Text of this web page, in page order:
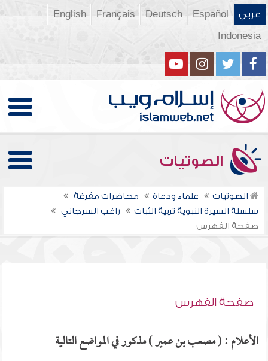
عربي Español
Deutsch
Français
English
Indonesia
الصوتيات
الصوتيات علماء ودعاة
محاضرات مفرغة
سلسلة السيرة النبوية تربية الثبات
راغب السرجاني
صفحة الفهرس
صفحة الفهرس
الأعلام : ( مصعب بن عمير ) مذكور في المواضع التالية